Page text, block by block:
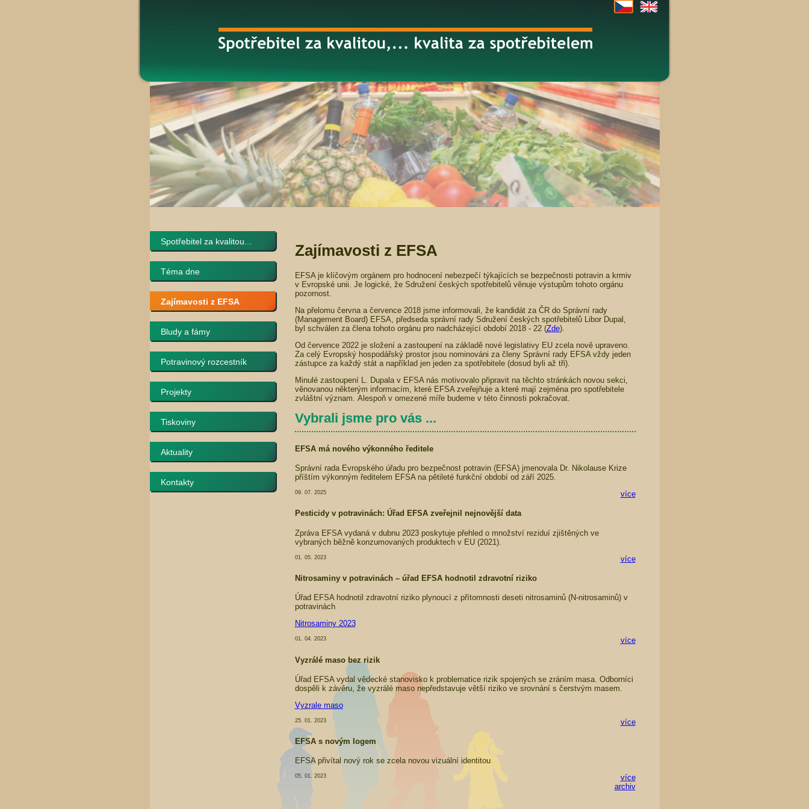
Spotřebitel za kvalitou...
Téma dne
Zajímavosti z EFSA
Bludy a fámy
Potravinový rozcestník
Projekty
Tiskoviny
Aktuality
Kontakty
Zajímavosti z EFSA
EFSA je klíčovým orgánem pro hodnocení nebezpečí týkajících se bezpečnosti potravin a krmiv
v Evropské unii. Je logické, že Sdružení českých spotřebitelů věnuje výstupům tohoto orgánu
pozornost.
Na přelomu června a července 2018 jsme informovali, že kandidát za ČR do Správní rady
(Management Board) EFSA, předseda správní rady Sdružení českých spotřebitelů Libor Dupal,
byl schválen za člena tohoto orgánu pro nadcházející období 2018 - 22 (Zde).
Od července 2022 je složení a zastoupení na základě nové legislativy EU zcela nově upraveno.
Za celý Evropský hospodářský prostor jsou nominováni za členy Správní rady EFSA vždy jeden
zástupce za každý stát a například jen jeden za spotřebitele (dosud byli až tři).
Minulé zastoupení L. Dupala v EFSA nás motivovalo připravit na těchto stránkách novou sekci,
věnovanou některým informacím, které EFSA zveřejňuje a které mají zejména pro spotřebitele
zvláštní význam. Alespoň v omezené míře budeme v této činnosti pokračovat.
Vybrali jsme pro vás ...
EFSA má nového výkonného ředitele
Správní rada Evropského úřadu pro bezpečnost potravin (EFSA) jmenovala Dr. Nikolause Krize
příštím výkonným ředitelem EFSA na pětileté funkční období od září 2025.
více
09. 07. 2025
Pesticidy v potravinách: Úřad EFSA zveřejnil nejnovější data
Zpráva EFSA vydaná v dubnu 2023 poskytuje přehled o množství reziduí zjištěných ve
vybraných běžně konzumovaných produktech v EU (2021).
více
01. 05. 2023
Nitrosaminy v potravinách – úřad EFSA hodnotil zdravotní riziko
Úřad EFSA hodnotil zdravotní riziko plynoucí z přítomnosti deseti nitrosaminů (N-nitrosaminů) v
potravinách
Nitrosaminy 2023
více
01. 04. 2023
Vyzrálé maso bez rizik
Úřad EFSA vydal vědecké stanovisko k problematice rizik spojených se zráním masa. Odborníci
dospěli k závěru, že vyzrálé maso nepředstavuje větší riziko ve srovnání s čerstvým masem.
Vyzrale maso
více
25. 01. 2023
EFSA s novým logem
EFSA přivítal nový rok se zcela novou vizuální identitou
více
05. 01. 2023
archiv